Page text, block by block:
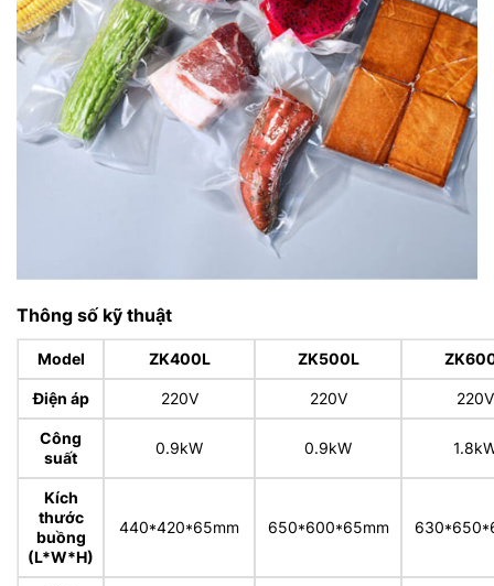
Thông số kỹ thuật
Model ZK400L ZK500L
Điện áp 220V 220V 220V
Công
suất
0.9kW 0.9kW
Kích
thước
buồng
(L*W*H)
440*420*65mm 650*600*65mm